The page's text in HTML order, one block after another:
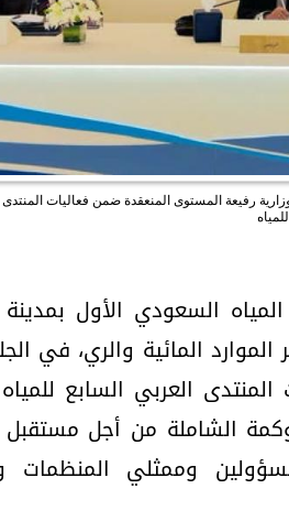
رفيعة المستوى المنعقدة ضمن فعاليات المنتدى
للمياه
السعودي الأول
المائية والري، في
العربي السابع
الشاملة من أجل
وممثلي المنظمات